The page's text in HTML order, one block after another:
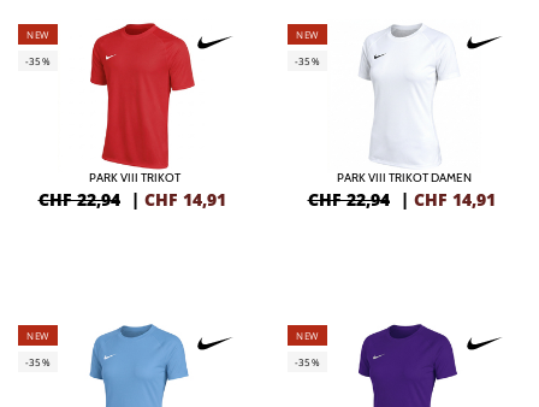
NEW
-35%
PARK VIII TRIKOT
CHF 22,94 | CHF 14,91
NEW
-35%
PARK VIII TRIKOT DAMEN
CHF 22,94 | CHF 14,91
NEW
-35%
NEW
-35%